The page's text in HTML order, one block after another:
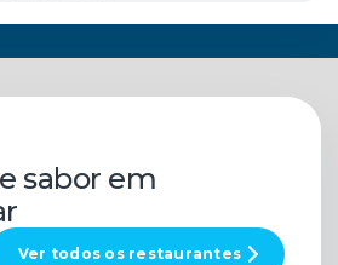
sabor em
Ver todos os restaurantes